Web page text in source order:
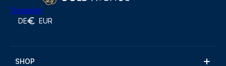
Trustpilot
DE EUR
SHOP